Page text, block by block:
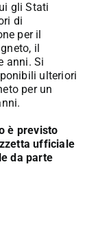
gli Stati
di
per il
il
anni. Si
ulteriori
per un
è previsto
ufficiale
da parte